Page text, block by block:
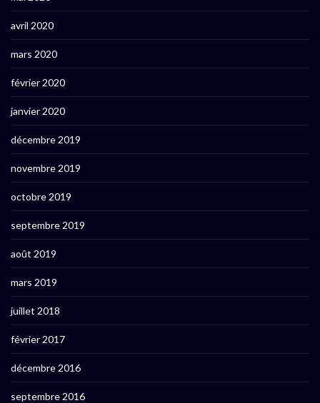
avril 2020
mars 2020
février 2020
janvier 2020
décembre 2019
novembre 2019
octobre 2019
septembre 2019
août 2019
mars 2019
juillet 2018
février 2017
décembre 2016
septembre 2016